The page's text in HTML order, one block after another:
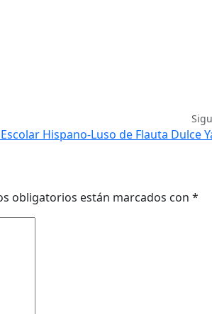
Hispano-Luso de Flauta Dulce
obligatorios están marcados con *